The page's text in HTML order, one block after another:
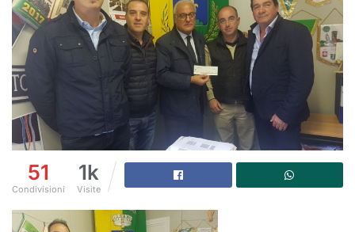
51
Condivisioni
1k
Visite